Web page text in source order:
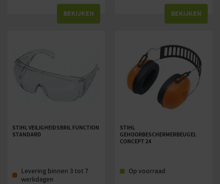
BEKIJKEN BEKIJKEN
STIHL VEILIGHEIDSBRIL FUNCTION
STANDARD
Levering binnen 3 tot 7
werkdagen
STIHL
GEHOORBESCHERMERBEUGEL
CONCEPT 24
Op voorraad